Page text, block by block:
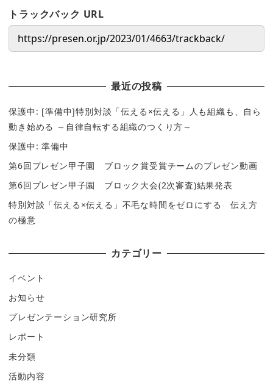
トラックバック URL
最近の投稿
保護中: [準備中]特別対談「伝える×伝える」人も組織も、自ら
動き始める ～自律自転する組織のつくり方～
保護中: 準備中
第6回プレゼン甲子園 ブロック賞受賞チームのプレゼン動画
第6回プレゼン甲子園 ブロック大会(2次審査)結果発表
特別対談「伝える×伝える」不毛な時間をゼロにする 伝え方
の極意
カテゴリー
イベント
お知らせ
プレゼンテーション研究所
レポート
未分類
活動内容